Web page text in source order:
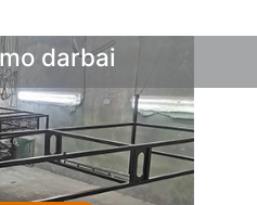
darbai
sodui